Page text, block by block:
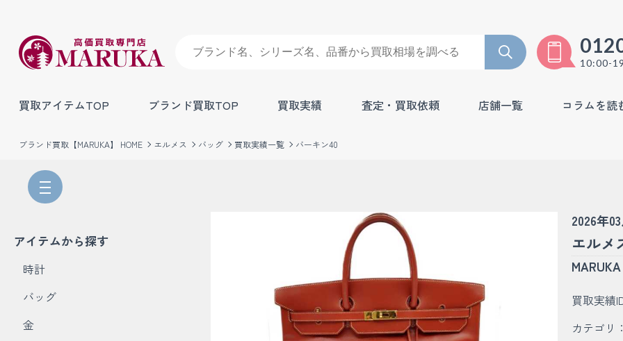
10:00-
買取アイテムTOP ブランド買取TOP 買取実績 査定・買取依頼 店舗一覧 コラムを読
ブランド買取【MARUKA】 HOME エルメス バッグ 買取実績一覧 バーキン40
アイテムから探す
時計
バッグ
金
2026年
エルメ
買取実績
カテゴリ